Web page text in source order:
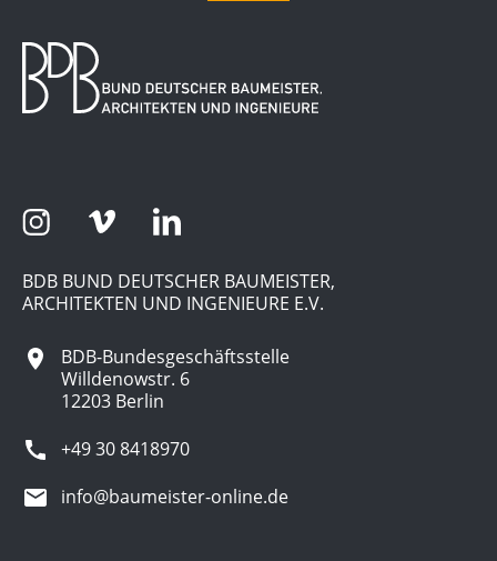
BDB BUND DEUTSCHER BAUMEISTER,
ARCHITEKTEN UND INGENIEURE E.V.
BDB-Bundesgeschäftsstelle
Willdenowstr. 6
12203 Berlin
+49 30 8418970
info@baumeister-online.de